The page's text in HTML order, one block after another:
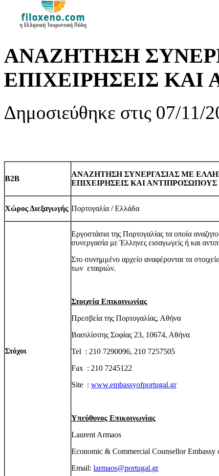
ΑΝΑΖΗΤΗΣΗ
ΕΠΙΧΕΙΡΗΣΕΙΣ
Δημοσιεύθηκε στις 07/11/
B2B
ΑΝΑΖΗΤΗΣΗ ΣΥΝΕΡΓΑΣΙΑΣ ΜΕ
ΕΠΙΧΕΙΡΗΣΕΙΣ ΚΑΙ ΑΝΤΙΠΡΟΣΩΠΟΥΣ
Χώρος Διεξαγωγής Πορτογαλία / Ελλάδα
Στόχοι
Εργοστάσια της Πορτογαλίας τα οποία
συνεργασία με Έλληνες εισαγωγείς ή και
Στο συνημμένο αρχείο αναφέρονται τα
των εταιριών.
Στοιχεία Επικοινωνίας
Πρεσβεία της Πορτογαλίας, Αθήνα
Βασιλίσσης Σοφίας 23, 10674, Αθήνα
Tel : 210 7290096, 210 7257505
Fax : 210 7245122
Site : www.embassyofportugal.gr
Υπεύθυνος Επικοινωνίας
Laurent Armaos
Economic & Commercial Counsellor Embassy
Email: larmaos@portugal.gr